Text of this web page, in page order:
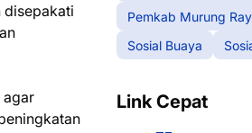
disepakati
agar
Pemkab Murung
Sosial Buaya
Link Cepat